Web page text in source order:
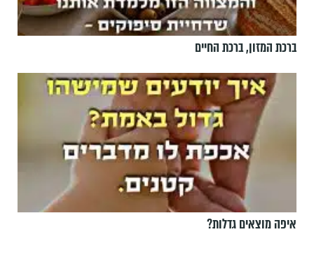
ברכת המזון, ברכת החיים
איפה מוצאים גדלות?